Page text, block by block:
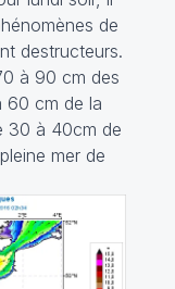
de
destructeurs.
à 90 cm des
60 cm de la
30 à 40cm de
mer de